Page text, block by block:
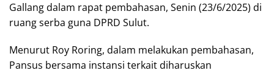
Gallang dalam rapat pembahasan, Senin (23/6/2025) di
ruang serba guna DPRD Sulut.
Menurut Roy Roring, dalam melakukan pembahasan,
Pansus bersama instansi terkait diharuskan